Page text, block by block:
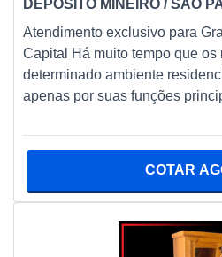
DEPOSITO MINEIRO / SÃO
Atendimento exclusivo para
Capital Há muito tempo que os móveis de um
determinado ambiente
apenas por suas funções
surgimento de novas ideias de
exemplificado pelo aparador colorido.
APARADORES COLORIDOS Além de poder ser
utilizado também como uma
COTAR